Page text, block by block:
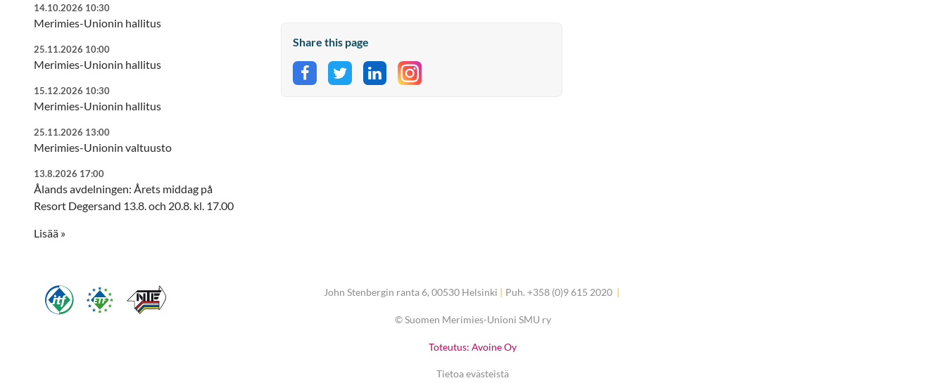
Share this page
Share on Facebook
Share on Twitter
Share on LinkedIn
14.10.2026 10:30
Merimies-Unionin hallitus
25.11.2026 10:00
Merimies-Unionin hallitus
15.12.2026 10:30
Merimies-Unionin hallitus
25.11.2026 13:00
Merimies-Unionin valtuusto
13.8.2026 17:00
Ålands avdelningen: Årets middag på
Resort Degersand 13.8. och 20.8. kl. 17.00
Lisää »
John Stenbergin ranta 6, 00530 Helsinki | Puh. +358 (0)9 615 2020 |
©Suomen Merimies-Unioni SMU ry
Toteutus: Avoine Oy
Tietoa evästeistä